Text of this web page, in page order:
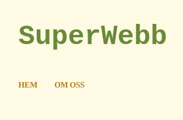
SuperWebb
HEM OM OSS